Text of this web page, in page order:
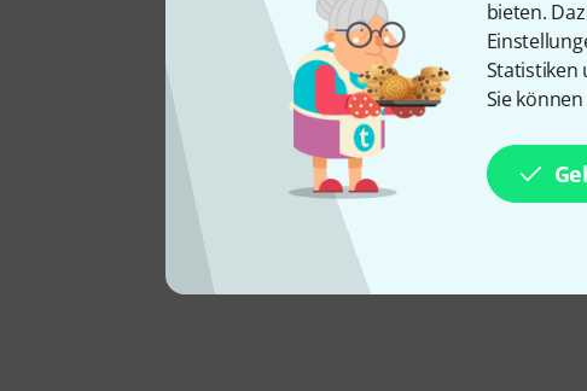
bieten.
Statistiken
Sie